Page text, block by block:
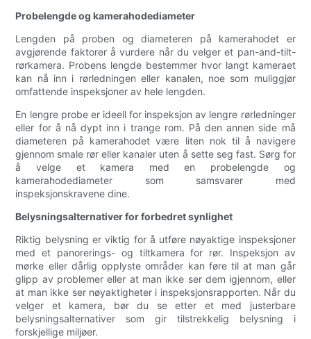
Probelengde og kamerahodediameter
Lengden på proben og diameteren på kamerahodet er
avgjørende faktorer å vurdere når du velger et pan-and-tilt-
rørkamera. Probens lengde bestemmer hvor langt kameraet
kan nå inn i rørledningen eller kanalen, noe som muliggjør
omfattende inspeksjoner av hele lengden.
En lengre probe er ideell for inspeksjon av lengre rørledninger
eller for å nå dypt inn i trange rom. På den annen side må
diameteren på kamerahodet være liten nok til å navigere
gjennom smale rør eller kanaler uten å sette seg fast. Sørg for
å velge et kamera med en probelengde og
kamerahodediameter som samsvarer med
inspeksjonskravene dine.
Belysningsalternativer for forbedret synlighet
Riktig belysning er viktig for å utføre nøyaktige inspeksjoner
med et panorerings- og tiltkamera for rør. Inspeksjon av
mørke eller dårlig opplyste områder kan føre til at man går
glipp av problemer eller at man ikke ser dem igjennom, eller
at man ikke ser nøyaktigheter i inspeksjonsrapporten. Når du
velger et kamera, bør du se etter et med justerbare
belysningsalternativer som gir tilstrekkelig belysning i
forskjellige miljøer.